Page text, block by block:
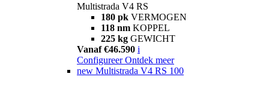
Multistrada V4 RS
180 pk VERMOGEN
118 nm KOPPEL
225 kg GEWICHT
Vanaf €46.590 i
Configureer Ontdek meer
new Multistrada V4 RS 100